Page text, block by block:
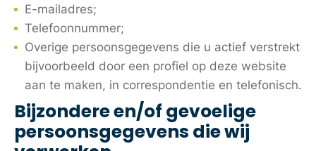
E-mailadres;
Telefoonnummer;
Overige persoonsgegevens die u actief verstrekt
bijvoorbeeld door een profiel op deze website
aan te maken, in correspondentie en telefonisch.
Bijzondere en/of gevoelige
persoonsgegevens die wij